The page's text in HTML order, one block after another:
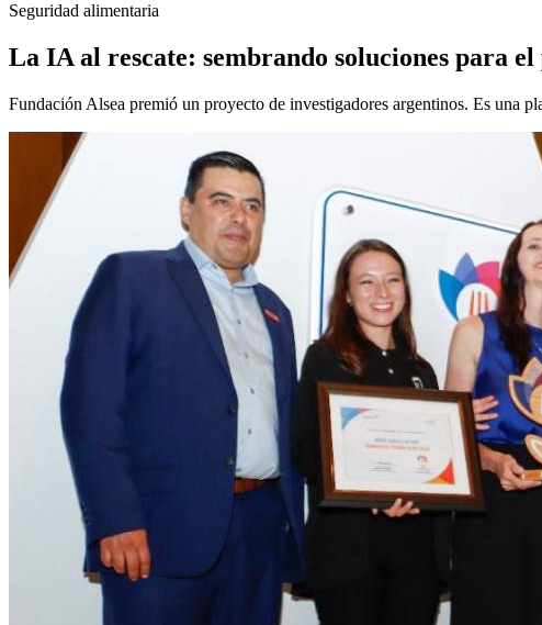
Seguridad alimentaria
La IA al rescate: sembrando soluciones para el
Fundación Alsea premió un proyecto de investigadores argentinos. Es una